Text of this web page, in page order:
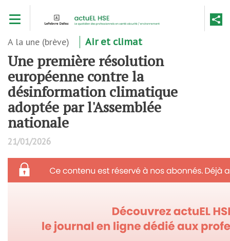
contenu
A la une (brève) Air et climat
Une première résolution
européenne contre la
désinformation climatique
adoptée par l'Assemblée
nationale
21/01/2026